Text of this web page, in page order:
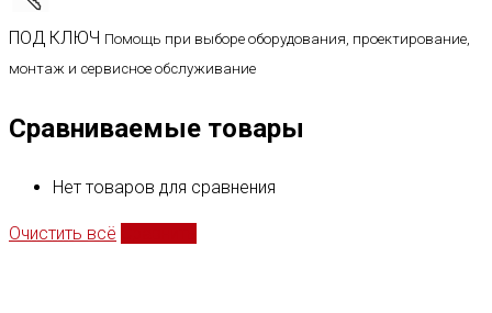
ПОД КЛЮЧ Помощь при выборе оборудования, проектирование,
монтаж и сервисное обслуживание
Сравниваемые товары
Нет товаров для сравнения
Очистить всё